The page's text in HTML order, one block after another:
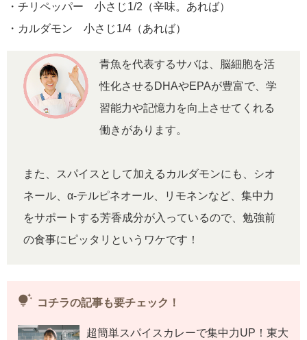
・チリペッパー 小さじ1/2（辛味。あれば）
・カルダモン 小さじ1/4（あれば）
青魚を代表するサバは、脳細胞を活
性化させるDHAやEPAが豊富で、学
習能力や記憶力を向上させてくれる
働きがあります。
また、スパイスとして加えるカルダモンにも、シオ
ネール、α-テルピネオール、リモネンなど、集中力
をサポートする芳香成分が入っているので、勉強前
の食事にピッタリというワケです！
tips_and_updates コチラの記事も要チェック！
超簡単スパイスカレーで集中力UP！東大